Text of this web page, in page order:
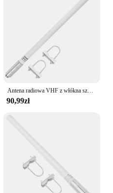
Antena radiowa VHF z włókna szklanego, 2 metry 136-174 MHz GMRS antena podstawowa złącze So239 do mobilnego nadajnika-odbiorczego urządzenia Ham Radio
90,99zł